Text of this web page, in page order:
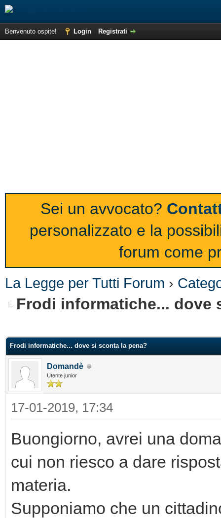
Benvenuto ospite! Login Registrati
Sei un avvocato?
personalizzato e la
forum come
La Legge per Tutti Forum ›
Frodi informatiche... dove
Frodi informatiche... dove si sconta la pena?
Domandè
Utente junior
17-01-2019, 17:34
Buongiorno, avrei una
cui non riesco a dare
materia.
Supponiamo che un